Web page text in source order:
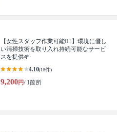
【女性スタッフ作業可能🙆‍♀️】環境に優し
い清掃技術を取り入れ持続可能なサービ
スを提供🌱
4.10(18件)
9,200円/ 1箇所